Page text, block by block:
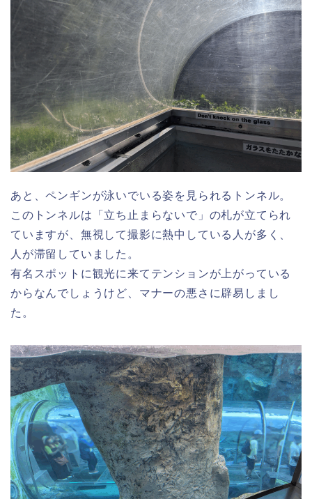
あと、ペンギンが泳いでいる姿を見られるトンネル。
このトンネルは「立ち止まらないで」の札が立てられ
ていますが、無視して撮影に熱中している人が多く、
人が滞留していました。
有名スポットに観光に来てテンションが上がっている
からなんでしょうけど、マナーの悪さに辟易しまし
た。